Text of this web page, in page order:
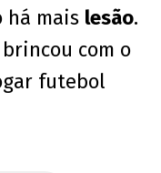
há mais lesão.
com o
futebol